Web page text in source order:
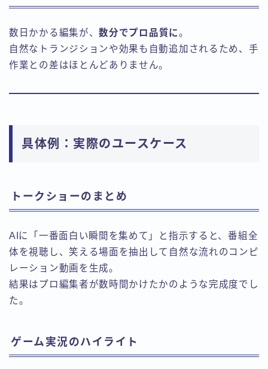
数日かかる編集が、数分でプロ品質に。
自然なトランジションや効果も自動追加されるため、手
作業との差はほとんどありません。
具体例：実際のユースケース
トークショーのまとめ
AIに「一番面白い瞬間を集めて」と指示すると、番組全
体を視聴し、笑える場面を抽出して自然な流れのコンピ
レーション動画を生成。
結果はプロ編集者が数時間かけたかのような完成度でし
た。
ゲーム実況のハイライト